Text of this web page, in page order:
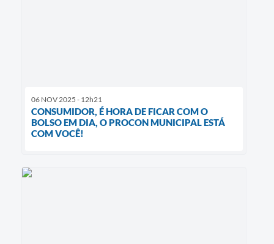
06 NOV 2025 - 12h21
CONSUMIDOR, É HORA DE FICAR COM O
BOLSO EM DIA, O PROCON MUNICIPAL ESTÁ
COM VOCÊ!